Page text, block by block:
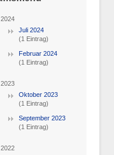
2024
Juli 2024
(1 Eintrag)
Februar 2024
(1 Eintrag)
2023
Oktober 2023
(1 Eintrag)
September 2023
(1 Eintrag)
2022